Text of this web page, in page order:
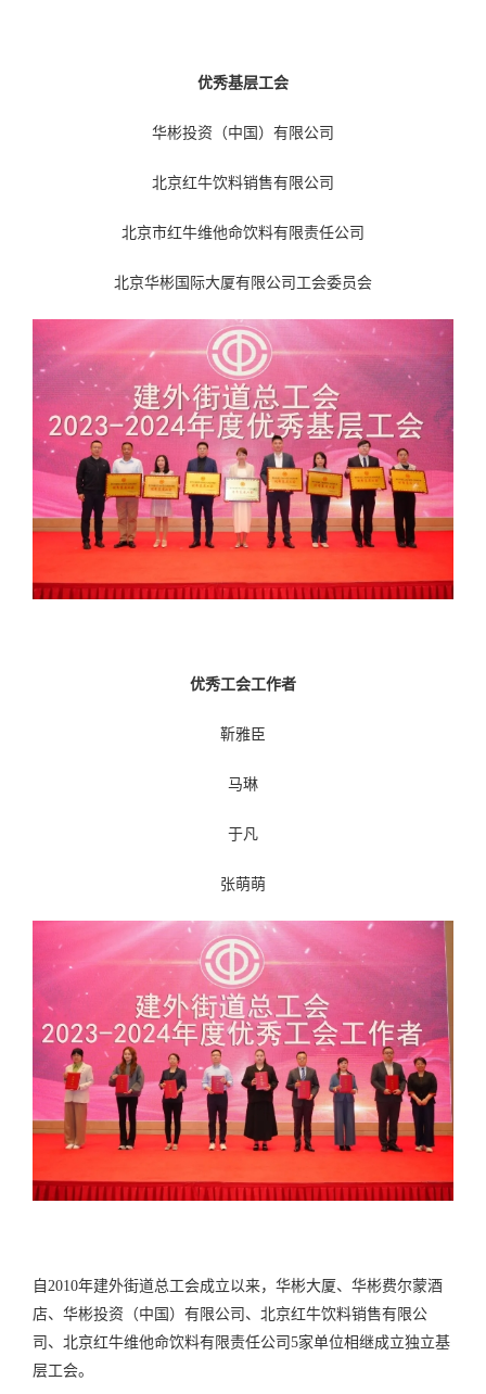
优秀基层工会
华彬投资（中国）有限公司
北京红牛饮料销售有限公司
北京市红牛维他命饮料有限责任公司
北京华彬国际大厦有限公司工会委员会
优秀工会工作者
靳雅臣
马琳
于凡
张萌萌
自2010年建外街道总工会成立以来，华彬大厦、华彬费尔蒙酒
店、华彬投资（中国）有限公司、北京红牛饮料销售有限公
司、北京红牛维他命饮料有限责任公司5家单位相继成立独立基
层工会。